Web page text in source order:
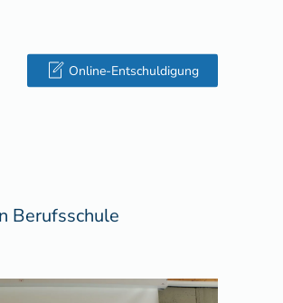
Online-Entschuldigung
Berufsschule